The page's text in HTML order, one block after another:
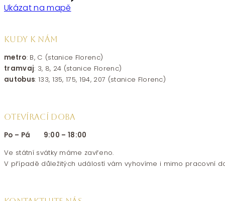
Ukázat na mapě
KUDY K NÁM
metro: B, C (stanice Florenc)
tramvaj: 3, 8, 24 (stanice Florenc)
autobus: 133, 135, 175, 194, 207 (stanice Florenc)
OTEVÍRACÍ DOBA
Po – Pá 9:00 – 18:00
Ve státní svátky máme zavřeno.
V případě důležitých událostí vám vyhovíme i mimo pracovní